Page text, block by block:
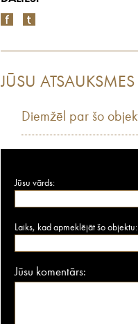
JŪSU ATSAUKSMES
Diemžēl par šo
Jūsu vārds:
Laiks, kad apmeklējāt šo objektu:
Jūsu komentārs: